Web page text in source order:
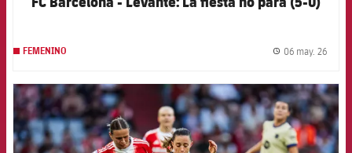
FEMENINO 06 may. 26
FCB Barcelona badge